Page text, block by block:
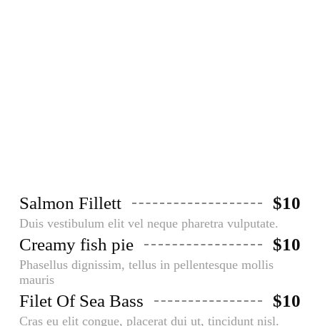
Salmon Fillett $10
Duis vestibulum elit vel neque pharetra vulputate.
Creamy fish pie $10
Phasellus dignissim, tellus in pellentesque mollis
mauris
Filet Of Sea Bass $10
Cras eu elit congue, placerat dui ut, tincidunt nisl.